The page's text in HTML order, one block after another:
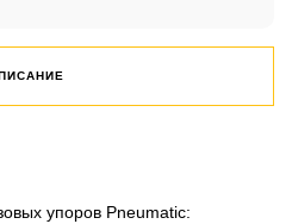
упоров Pneumatic: